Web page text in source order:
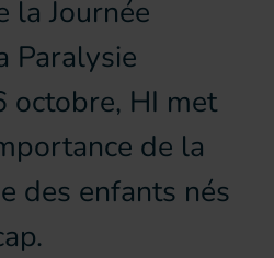
la Journée
Paralysie
octobre, HI met
de la
des enfants nés